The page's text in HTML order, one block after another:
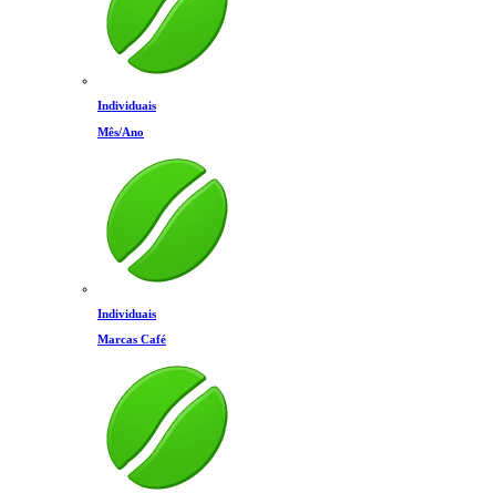
Individuais
Mês/Ano
Individuais
Marcas Café